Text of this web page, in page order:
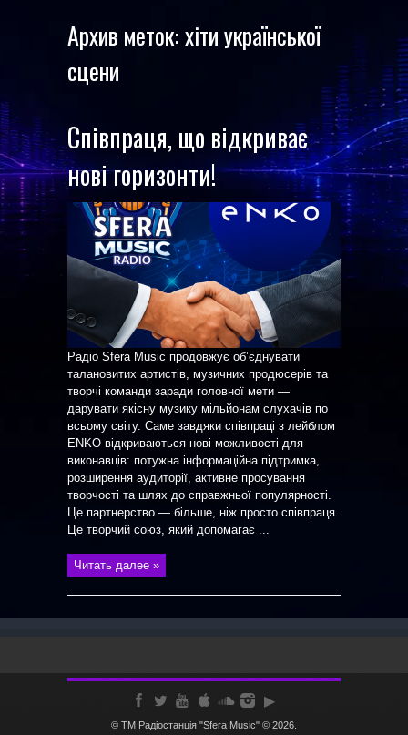
Архив меток:хіти української
сцени
Співпраця, що відкриває
нові горизонти!
Радіо Sfera Music продовжує об’єднувати
талановитих артистів, музичних продюсерів та
творчі команди заради головної мети —
дарувати якісну музику мільйонам слухачів по
всьому світу. Саме завдяки співпраці з лейблом
ENKO відкриваються нові можливості для
виконавців: потужна інформаційна підтримка,
розширення аудиторії, активне просування
творчості та шлях до справжньої популярності.
Це партнерство — більше, ніж просто співпраця.
Це творчий союз, який допомагає ...
Читать далее »
© ТМ Радiостанцiя "Sfera Music" © 2026.